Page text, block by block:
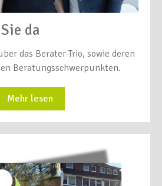
da
das Berater-Trio, sowie deren
Beratungsschwerpunkten.
Mehr lesen